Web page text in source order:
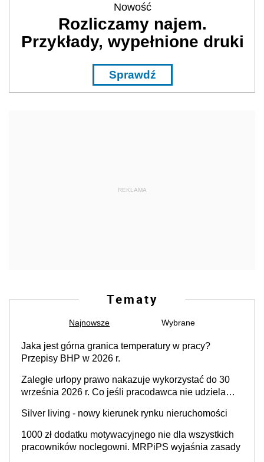
Nowość
Rozliczamy najem.
Przykłady, wypełnione druki
Sprawdź
REKLAMA
Tematy
Najnowsze Wybrane
Jaka jest górna granica temperatury w pracy?
Przepisy BHP w 2026 r.
Zaległe urlopy prawo nakazuje wykorzystać do 30
września 2026 r. Co jeśli pracodawca nie udziela
Silver living - nowy kierunek rynku nieruchomości
1000 zł dodatku motywacyjnego nie dla wszystkich
pracowników noclegowni. MRPiPS wyjaśnia zasady